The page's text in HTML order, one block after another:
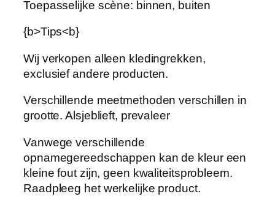
o
n
w
a
n
m
o
t
a
g
e
Toepasselijke scène: binnen, buiten
{b>Tips<b}
Wij verkopen alleen kledingrekken,
exclusief andere producten.
Verschillende meetmethoden verschillen in
grootte. Alsjeblieft, prevaleer
Vanwege verschillende
opnamegereedschappen kan de kleur een
kleine fout zijn, geen kwaliteitsprobleem.
Raadpleeg het werkelijke product.